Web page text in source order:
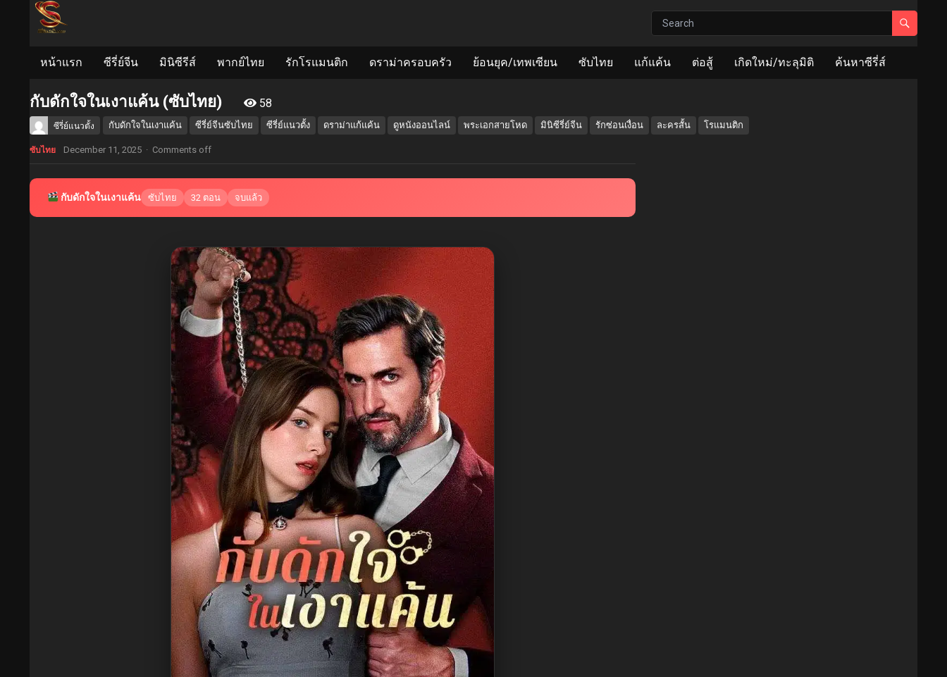
หน้าแรก ซีรี่ย์จีน มินิซีรีส์ พากย์ไทย รักโรแมนติก ดราม่าครอบครัว ย้อนยุค/เทพเซียน ซับไทย แก้แค้น ต่อสู้ เกิดใหม่/ทะลุมิติ ค้นหาซีรี่ส์
กับดักใจในเงาแค้น (ซับไทย) 58
ซีรี่ย์แนวตั้ง กับดักใจในเงาแค้น ซีรี่ย์จีนซับไทย ซีรี่ย์แนวตั้ง ดราม่าแก้แค้น ดูหนังออนไลน์ พระเอกสายโหด มินิซีรี่ย์จีน รักซ่อนเงื่อน ละครสั้น โรแมนติก
ซับไทย December 11, 2025 · Comments off
กับดักใจในเงาแค้น ซับไทย 32 ตอน จบแล้ว